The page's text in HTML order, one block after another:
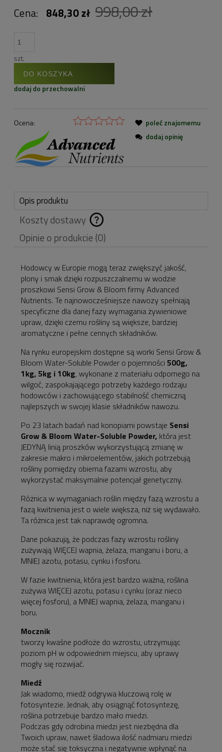
Cena: 848,30 zł 998,00 zł
szt.
DO KOSZYKA
dodaj do przechowalni
Ocena:
poleć znajomemu
dodaj opinię
Opis produktu
Koszty dostawy
Cena nie zawiera
ewentualnych kosztów
płatności
Opinie o produkcie (0)
Hodowcy w Europie mogą teraz zwiększyć jakość,
plony i smak dzięki rozpuszczalnemu w wodzie
proszkowi Sensi Grow & Bloom firmy Advanced
Nutrients. Te najnowocześniejsze nawozy spełniają
specyficzne dla danej fazy wymagania żywieniowe
upraw, dzięki czemu rośliny są większe, bardziej
aromatyczne i pełne cennych składników.
Na rynku europejskim dostępne są worki Sensi Grow &
Bloom Water-Soluble Powder o pojemności 500g,
1kg, 5kg i 10kg,wykonane z materiału odpornego na
wilgoć, zaspokajającego potrzeby każdego rodzaju
hodowców i zachowującego stabilność chemiczną
najlepszych w swojej klasie składników nawozu.
Po 23 latach badań nad konopiami powstaje Sensi
Grow & Bloom Water-Soluble Powder, która jest
JEDYNĄ linią proszków wykorzystującą zmianę w
zakresie makro i mikroelementów, jakich potrzebują
rośliny pomiędzy obiema fazami wzrostu, aby
wykorzystać maksymalnie potencjał genetyczny.
Różnica w wymaganiach roślin między fazą wzrostu a
fazą kwitnienia jest o wiele większa, niż się wydawało.
Ta różnica jest tak naprawdę ogromna.
Dane pokazują, że podczas fazy wzrostu rośliny
zużywająWIĘCEJ wapnia, żelaza, manganu i boru, a
MNIEJ azotu, potasu, cynku i fosforu.
W fazie kwitnienia, która jest bardzo ważna, roślina
zużywaWIĘCEJ azotu, potasu i cynku (oraz nieco
więcej fosforu), a MNIEJ wapnia, żelaza, manganu i
boru.
Mocznik
tworzy kwaśne podłoże do wzrostu, utrzymując
poziom pH w odpowiednim miejscu, aby uprawy
mogły się rozwijać.
Miedź
Jak wiadomo, miedź odgrywa kluczową rolę w
fotosyntezie. Jednak, aby osiągnąć fotosyntezę,
roślina potrzebuje bardzo mało miedzi.
Podczas gdy odrobina miedzi jest niezbędna dla
Twoich upraw, nawet śladowa ilość nadmiaru miedzi
może stać się toksyczna i negatywnie wpłynąć na